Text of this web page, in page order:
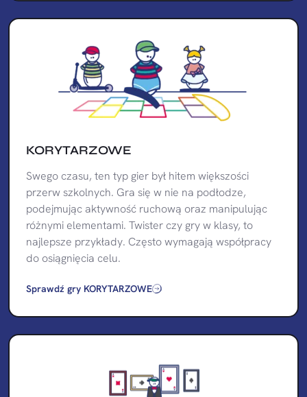
KORYTARZOWE
Swego czasu, ten typ gier był hitem większości
przerw szkolnych. Gra się w nie na podłodze,
podejmując aktywność ruchową oraz manipulując
różnymi elementami. Twister czy gry w klasy, to
najlepsze przykłady. Często wymagają współpracy
do osiągnięcia celu.
Sprawdź gry KORYTARZOWE